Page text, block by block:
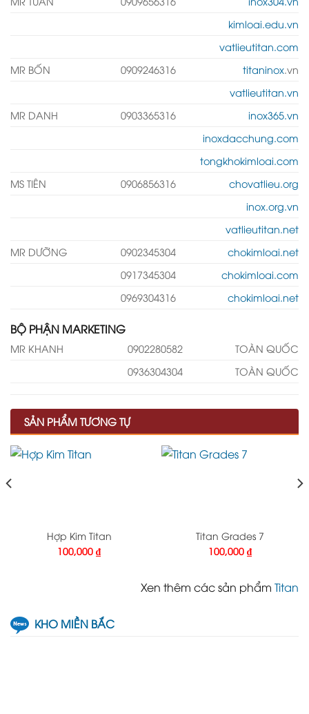
kimloai.edu.vn
vatlieutitan.com
MR BỐN
0909246316 titaninox.vn
vatlieutitan.vn
MR DANH
0903365316
inox365.vn
inoxdacchung.com
tongkhokimloai.com
MS TIÊN
0906856316
chovatlieu.org
inox.org.vn
vatlieutitan.net
MR DƯỠNG
0902345304
chokimloai.net
0917345304
chokimloai.com
0969304316
chokimloai.net
BỘ PHẬN MARKETING
MR KHANH 0902280582
TOÀN QUỐC
0936304304
TOÀN QUỐC
SẢN PHẨM TƯƠNG TỰ
Hợp Kim Titan
100,000 ₫
Titan Grades 7
100,000 ₫
Xen thêm các sản phẩm Titan
KHO MIỀN BẮC